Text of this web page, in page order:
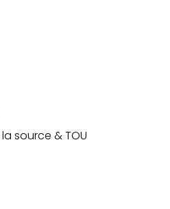
source & TOU